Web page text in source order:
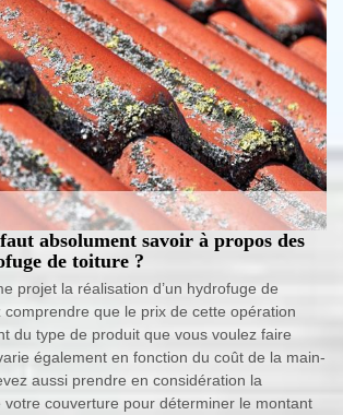
absolument savoir à propos des
de toiture ?
projet la réalisation d’un hydrofuge de
que le prix de cette opération
du type de produit que vous voulez faire
également en fonction du coût de la main-
aussi prendre en considération la
votre couverture pour déterminer le montant